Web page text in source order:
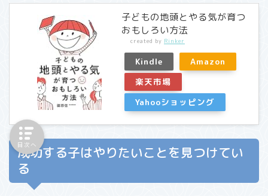
子どもの地頭とやる気が育つ
おもしろい方法
created by Rinker
Kindle
Amazon
楽天市場
Yahooショッピング
成功する子はやりたいことを見つけてい
る
目次へ